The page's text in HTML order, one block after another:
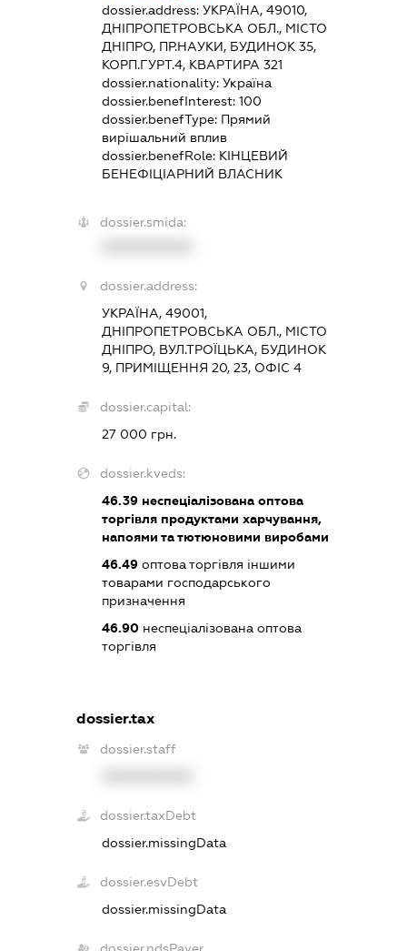
dossier.address: УКРАЇНА, 49010,
ДНІПРОПЕТРОВСЬКА ОБЛ., МІСТО
ДНІПРО, ПР.НАУКИ, БУДИНОК 35,
КОРП.ГУРТ.4, КВАРТИРА 321
dossier.nationality: Україна
dossier.benefInterest: 100
dossier.benefType: Прямий
вирішальний вплив
dossier.benefRole: КІНЦЕВИЙ
БЕНЕФІЦІАРНИЙ ВЛАСНИК
dossier.smida:
dossier.address:
УКРАЇНА, 49001,
ДНІПРОПЕТРОВСЬКА ОБЛ., МІСТО
ДНІПРО, ВУЛ.ТРОЇЦЬКА, БУДИНОК
9, ПРИМІЩЕННЯ 20, 23, ОФІС 4
dossier.capital:
27 000 грн.
dossier.kveds:
46.39неспеціалізована оптова
торгівля продуктами харчування,
напоями та тютюновими виробами
46.49оптова торгівля іншими
товарами господарського
призначення
46.90неспеціалізована оптова
торгівля
dossier.tax
dossier.staff
dossier.taxDebt
dossier.missingData
dossier.esvDebt
dossier.missingData